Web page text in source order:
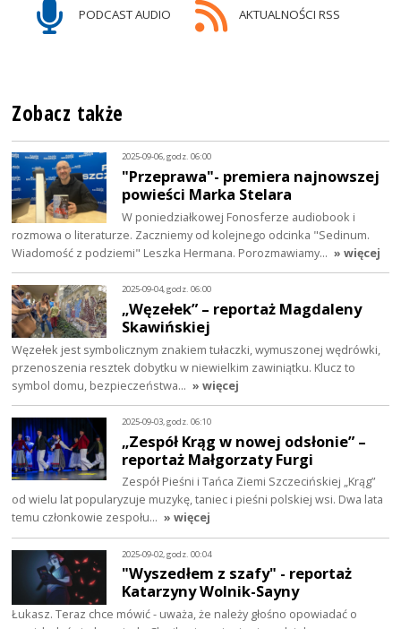
PODCAST AUDIO AKTUALNOŚCI RSS
Zobacz także
2025-09-06, godz. 06:00
"Przeprawa"- premiera najnowszej
powieści Marka Stelara
W poniedziałkowej Fonosferze audiobook i
rozmowa o literaturze. Zaczniemy od kolejnego odcinka "Sedinum.
Wiadomość z podziemi" Leszka Hermana. Porozmawiamy… » więcej
2025-09-04, godz. 06:00
„Węzełek” – reportaż Magdaleny
Skawińskiej
Węzełek jest symbolicznym znakiem tułaczki, wymuszonej wędrówki,
przenoszenia resztek dobytku w niewielkim zawiniątku. Klucz to
symbol domu, bezpieczeństwa… » więcej
2025-09-03, godz. 06:10
„Zespół Krąg w nowej odsłonie” –
reportaż Małgorzaty Furgi
Zespół Pieśni i Tańca Ziemi Szczecińskiej „Krąg”
od wielu lat popularyzuje muzykę, taniec i pieśni polskiej wsi. Dwa lata
temu członkowie zespołu… » więcej
2025-09-02, godz. 00:04
"Wyszedłem z szafy" - reportaż
Katarzyny Wolnik-Sayny
Łukasz. Teraz chce mówić - uważa, że należy głośno opowiadać o